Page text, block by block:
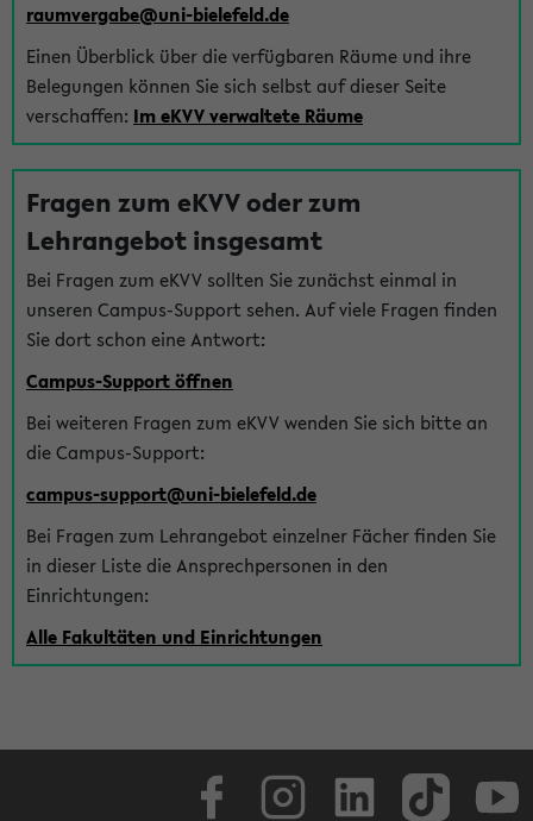
raumvergabe@uni-bielefeld.de
Einen Überblick über die verfügbaren Räume und ihre
Belegungen können Sie sich selbst auf dieser Seite
verschaffen: Im eKVV verwaltete Räume
Fragen zum eKVV oder zum
Lehrangebot insgesamt
Bei Fragen zum eKVV sollten Sie zunächst einmal in
unseren Campus-Support sehen. Auf viele Fragen finden
Sie dort schon eine Antwort:
Campus-Support öffnen
Bei weiteren Fragen zum eKVV wenden Sie sich bitte an
die Campus-Support:
campus-support@uni-bielefeld.de
Bei Fragen zum Lehrangebot einzelner Fächer finden Sie
in dieser Liste die Ansprechpersonen in den
Einrichtungen:
Alle Fakultäten und Einrichtungen